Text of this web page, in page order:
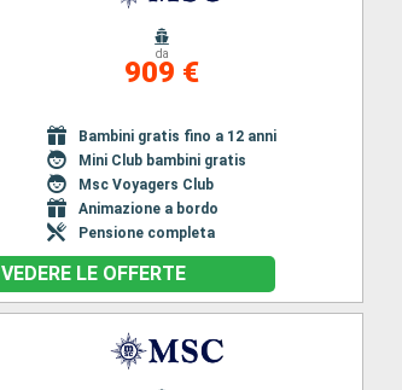
da
909 €
Bambini gratis fino a 12 anni
Mini Club bambini gratis
Msc Voyagers Club
Animazione a bordo
Pensione completa
VEDERE LE OFFERTE